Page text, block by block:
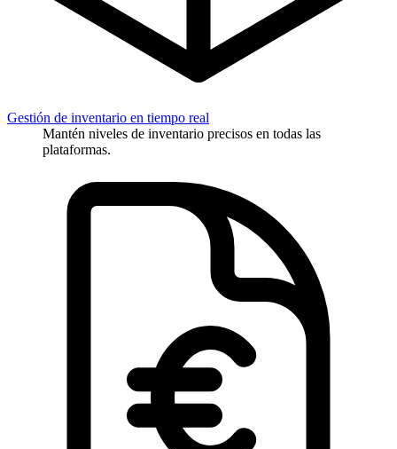
Gestión de inventario en tiempo real
Mantén niveles de inventario precisos en todas las
plataformas.